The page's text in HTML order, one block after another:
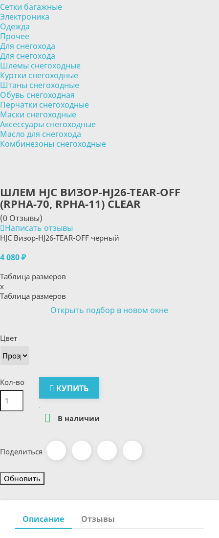
Сетки багажные
Электроника
Одежда
Прочее
Для снегохода
Для снегохода
Шлемы снегоходные
Куртки снегоходные
Штаны снегоходные
Обувь снегоходная
Перчатки снегоходные
Маски снегоходные
Аксессуары снегоходные
Масло для снегохода
Комбинезоны снегоходные
ШЛЕМ HJC ВИЗОР-HJ26-TEAR-OFF
(RPHA-70, RPHA-11) CLEAR
(0 Отзывы)
Написать отзывы
HJC Визор-HJ26-TEAR-OFF черный
4 080 ₽
Таблица размеров
x
Таблица размеров
Открыть подбор в новом окне
Цвет
Кол-во
КУПИТЬ
 В наличии
Поделиться
Описание Отзывы